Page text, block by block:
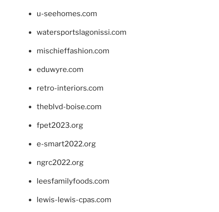
u-seehomes.com
watersportslagonissi.com
mischieffashion.com
eduwyre.com
retro-interiors.com
theblvd-boise.com
fpet2023.org
e-smart2022.org
ngrc2022.org
leesfamilyfoods.com
lewis-lewis-cpas.com